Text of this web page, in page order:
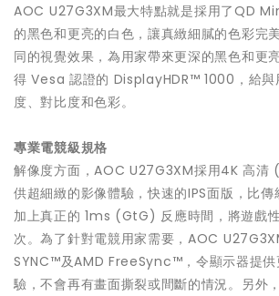
AOC U27G3XM最大特點就是採用了QD
的黑色和更亮的白色，讓真緻細膩的色彩完
同的視覺效果，為用家帶來更深的黑色和更
得 Vesa 認證的 DisplayHDR™ 1000，給與
度、對比度和色彩。
專業電競級規格
解像度方面，AOC U27G3XM採用4K 高
供超細緻的影像體驗，快速的IPS面版，比傳
加上真正的 1ms (GtG) 反應時間，將遊戲
次。為了針對電競用家需要，AOC
SYNC™及AMD FreeSync™，令顯示器提供
驗，不會再有畫面撕裂或間斷的情況。另外